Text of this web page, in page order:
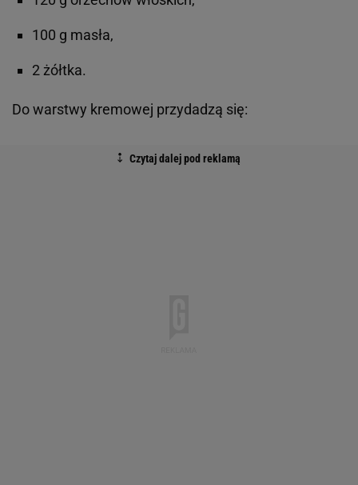
100 g masła,
2 żółtka.
Do warstwy kremowej przydadzą się: